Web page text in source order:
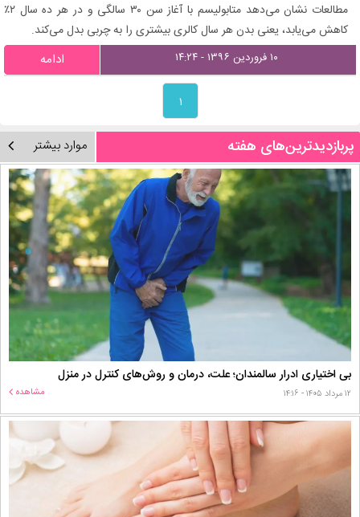
مطالعات نشان می‌دهد متابولیسم با آغاز سن ۳۰ سالگی و در هر ده سال ۲٪
کاهش می‌یابد، یعنی بدن هر سال کالری بیشتری را به چربی بدل می‌کند.
۱۰ فروردین ۱۳۹۶ - ۱۴:۲۴ ادامه
۱
پربازدیدترین‌های هفته موارد بیشتر
بی اختیاری ادرار سالمندان؛ علت، درمان و روش‌های کنترل در منزل
۱۲ مرداد ۱۴۰۵ - ۱۴:۱۶ مشاهده